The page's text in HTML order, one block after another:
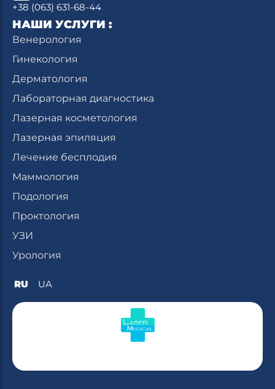
+38 (063) 631-68-44
НАШИ УСЛУГИ :
Венерология
Гинекология
Дерматология
Лабораторная диагностика
Лазерная косметология
Лазерная эпиляция
Лечение бесплодия
Маммология
Подология
Проктология
УЗИ
Урология
RU UA